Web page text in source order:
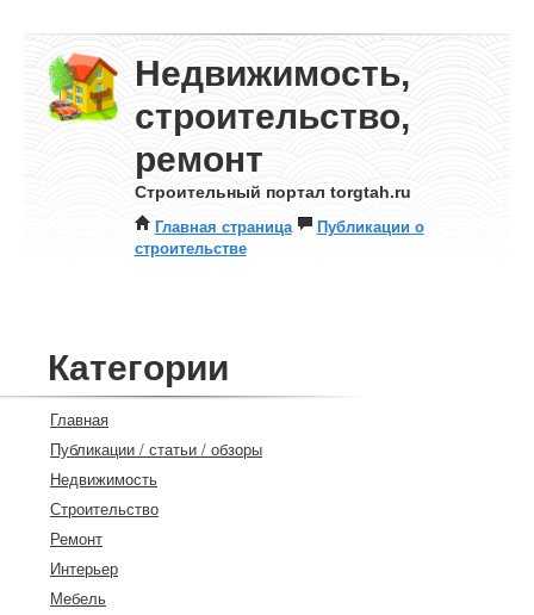
Недвижимость,
строительство,
ремонт
Строительный портал torgtah.ru
Главная страница
Публикации о
строительстве
Категории
Главная
Публикации / статьи / обзоры
Недвижимость
Строительство
Ремонт
Интерьер
Мебель